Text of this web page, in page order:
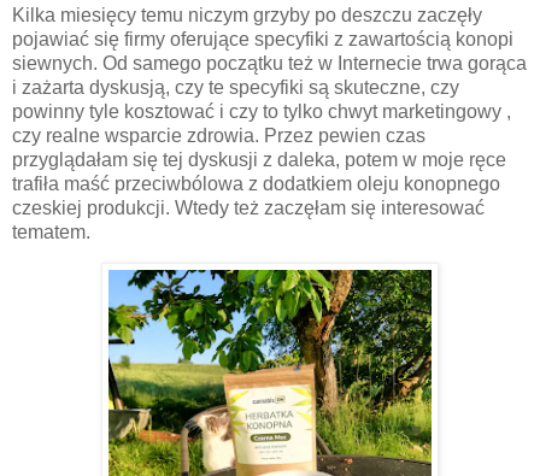
Kilka miesięcy temu niczym grzyby po deszczu zaczęły
pojawiać się firmy oferujące specyfiki z zawartością konopi
siewnych. Od samego początku też w Internecie trwa gorąca
i zażarta dyskusją, czy te specyfiki są skuteczne, czy
powinny tyle kosztować i czy to tylko chwyt marketingowy ,
czy realne wsparcie zdrowia. Przez pewien czas
przyglądałam się tej dyskusji z daleka, potem w moje ręce
trafiła maść przeciwbólowa z dodatkiem oleju konopnego
czeskiej produkcji. Wtedy też zaczęłam się interesować
tematem.